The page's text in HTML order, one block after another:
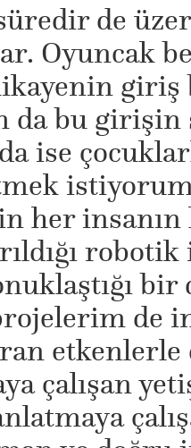
de
Oyuncak
giriş
da bu girişin
ise
her insanın
bir
de
çalışan